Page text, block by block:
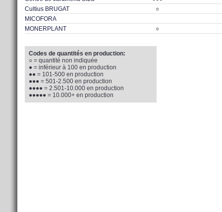
Cultius BRUGAT
○
MICOFORA
MONERPLANT
○
Codes de quantités en production:
○ = quantité non indiquée
● = inférieur à 100 en production
●● = 101-500 en production
●●● = 501-2.500 en production
●●●● = 2.501-10.000 en production
●●●●● = 10.000+ en production